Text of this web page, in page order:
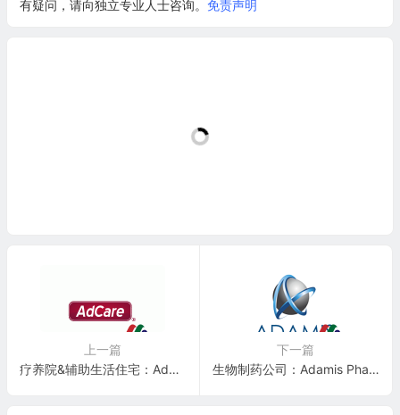
有疑问，请向独立专业人士咨询。 免责声明
上一篇
疗养院&辅助生活住宅：AdCare Health Systems(ADK)
下一篇
生物制药公司：Adamis Pharmaceuticals Corporation(ADMP)